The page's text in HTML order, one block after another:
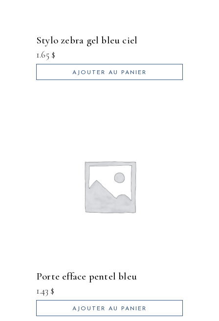
stylo zebra gel bleu ciel
1.65 $
AJOUTER AU PANIER
porte efface pentel bleu
1.43 $
AJOUTER AU PANIER